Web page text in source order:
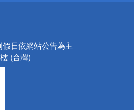
日依網站公告為主
(台灣)